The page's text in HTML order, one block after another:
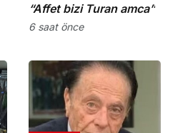
“Affet bizi Turan amca”
6 saat önce